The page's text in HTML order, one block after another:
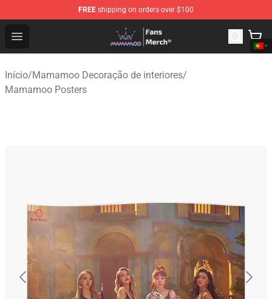
FREE shipping on orders over $100
Open menu
Mamamoo Store - Official Mamamoo Merchandise Shop
Início/Mamamoo Decoração de interiores/
Mamamoo Posters